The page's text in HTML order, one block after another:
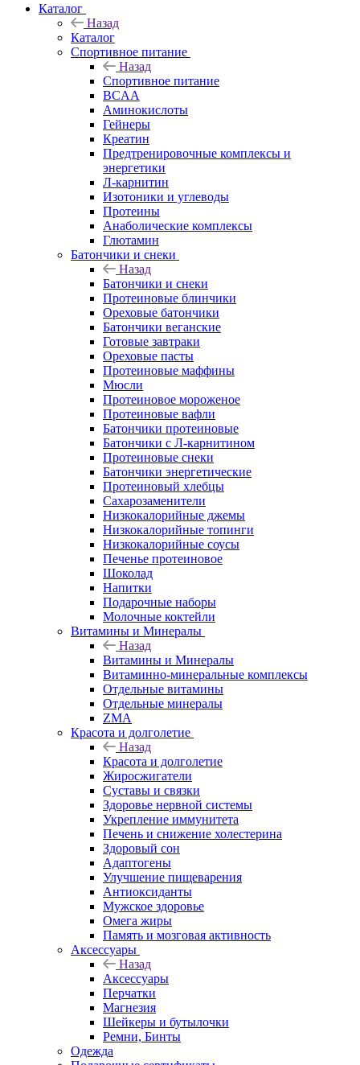
Каталог
Назад
Каталог
Спортивное питание
Назад
Спортивное питание
BCAA
Аминокислоты
Гейнеры
Креатин
Предтренировочные комплексы и
энергетики
Л-карнитин
Изотоники и углеводы
Протеины
Анаболические комплексы
Глютамин
Батончики и снеки
Назад
Батончики и снеки
Протеиновые блинчики
Ореховые батончики
Батончики веганские
Готовые завтраки
Ореховые пасты
Протеиновые маффины
Мюсли
Протеиновое мороженое
Протеиновые вафли
Батончики протеиновые
Батончики с Л-карнитином
Протеиновые снеки
Батончики энергетические
Протеиновый хлебцы
Сахарозаменители
Низкокалорийные джемы
Низкокалорийные топинги
Низкокалорийные соусы
Печенье протеиновое
Шоколад
Напитки
Подарочные наборы
Молочные коктейли
Витамины и Минералы
Назад
Витамины и Минералы
Витаминно-минеральные комплексы
Отдельные витамины
Отдельные минералы
ZMA
Красота и долголетие
Назад
Красота и долголетие
Жиросжигатели
Суставы и связки
Здоровье нервной системы
Укрепление иммунитета
Печень и снижение холестерина
Здоровый сон
Адаптогены
Улучшение пищеварения
Антиоксиданты
Мужское здоровье
Омега жиры
Память и мозговая активность
Аксессуары
Назад
Аксессуары
Перчатки
Магнезия
Шейкеры и бутылочки
Ремни, Бинты
Одежда